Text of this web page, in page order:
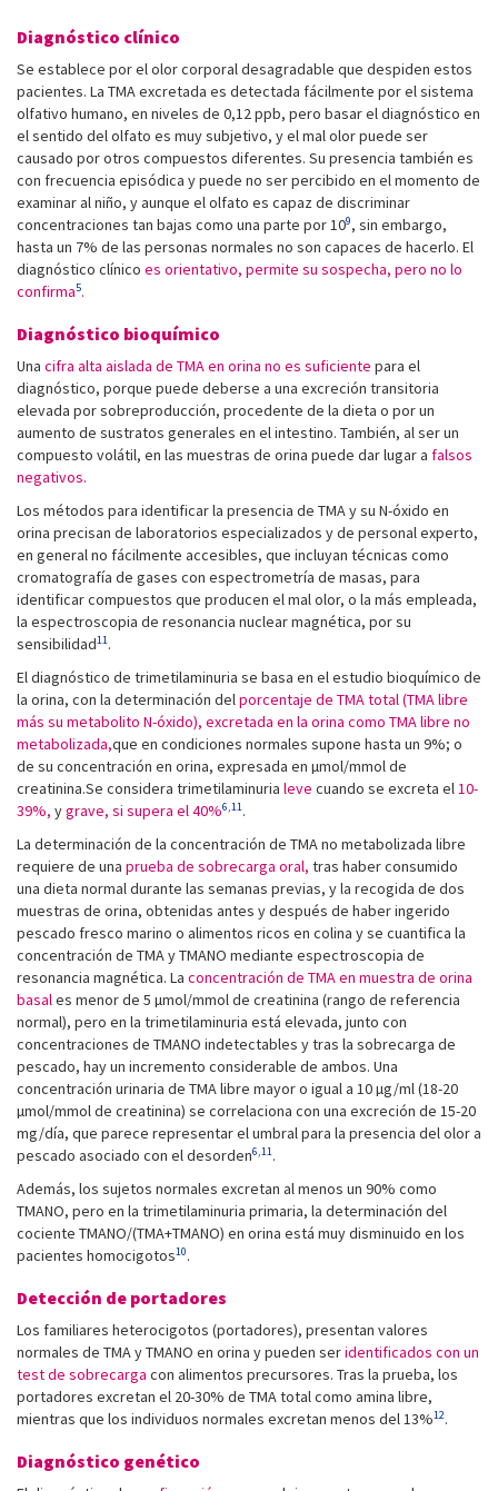
Diagnóstico clínico
Se establece por el olor corporal desagradable que despiden estos
pacientes. La TMA excretada es detectada fácilmente por el sistema
olfativo humano, en niveles de 0,12 ppb, pero basar el diagnóstico en
el sentido del olfato es muy subjetivo, y el mal olor puede ser
causado por otros compuestos diferentes. Su presencia también es
con frecuencia episódica y puede no ser percibido en el momento de
examinar al niño, y aunque el olfato es capaz de discriminar
concentraciones tan bajas como una parte por 109, sin embargo,
hasta un 7% de las personas normales no son capaces de hacerlo. El
diagnóstico clínico es orientativo, permite su sospecha, pero no lo
confirma5.
Diagnóstico bioquímico
Una cifra alta aislada de TMA en orina no es suficiente para el
diagnóstico, porque puede deberse a una excreción transitoria
elevada por sobreproducción, procedente de la dieta o por un
aumento de sustratos generales en el intestino. También, al ser un
compuesto volátil, en las muestras de orina puede dar lugar a falsos
negativos.
Los métodos para identificar la presencia de TMA y su N-óxido en
orina precisan de laboratorios especializados y de personal experto,
en general no fácilmente accesibles, que incluyan técnicas como
cromatografía de gases con espectrometría de masas, para
identificar compuestos que producen el mal olor, o la más empleada,
la espectroscopia de resonancia nuclear magnética, por su
sensibilidad11.
El diagnóstico de trimetilaminuria se basa en el estudio bioquímico de
la orina, con la determinación delporcentaje de TMA total (TMA libre
más su metabolito N-óxido), excretada en la orina como TMA libre no
metabolizada,que en condiciones normales supone hasta un 9%; o
de su concentración en orina, expresada en µmol/mmol de
creatinina.Se considera trimetilaminuria leve cuando se excreta el10-
39%, ygrave, si supera el 40%6,11.
La determinación de la concentración de TMA no metabolizada libre
requiere de una prueba de sobrecarga oral, tras haber consumido
una dieta normal durante las semanas previas, y la recogida de dos
muestras de orina, obtenidas antes y después de haber ingerido
pescado fresco marino o alimentos ricos en colina y se cuantifica la
concentración de TMA y TMANO mediante espectroscopia de
resonancia magnética. La concentración de TMA en muestra de orina
basales menor de 5 µmol/mmol de creatinina (rango de referencia
normal), pero en la trimetilaminuria está elevada, junto con
concentraciones de TMANO indetectables y tras la sobrecarga de
pescado, hay un incremento considerable de ambos. Una
concentración urinaria de TMA libre mayor o igual a 10 µg/ml (18-20
µmol/mmol de creatinina) se correlaciona con una excreción de 15-20
mg/día, que parece representar el umbral para la presencia del olor a
pescado asociado con el desorden6,11.
Además, los sujetos normales excretan al menos un 90% como
TMANO, pero en la trimetilaminuria primaria, la determinación del
cociente TMANO/(TMA+TMANO) en orina está muy disminuido en los
pacientes homocigotos10.
Detección de portadores
Los familiares heterocigotos (portadores), presentan valores
normales de TMA y TMANO en orina y pueden seridentificados con un
test de sobrecarga con alimentos precursores. Tras la prueba, los
portadores excretan el 20-30% de TMA total como amina libre,
mientras que los individuos normales excretan menos del 13%12.
Diagnóstico genético